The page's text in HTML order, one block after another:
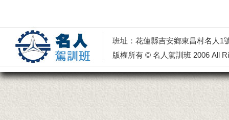
班址：花蓮縣吉安鄉東昌村名
版權所有 © 名人駕訓班 2006 All